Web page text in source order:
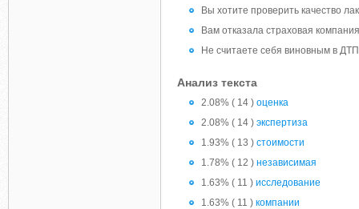
Вы хотите проверить качество
Вам отказала страховая
Не считаете себя виновным в
Анализ текста
2.08% ( 14 ) оценка
2.08% ( 14 ) экспертиза
1.93% ( 13 ) стоимости
1.78% ( 12 ) независимая
1.63% ( 11 ) исследование
1.63% ( 11 ) компании